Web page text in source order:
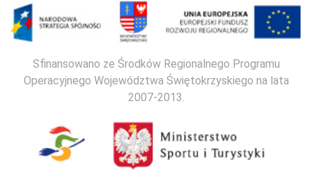
Sfinansowano ze Środków Regionalnego Programu
Operacyjnego Województwa Świętokrzyskiego na lata
2007-2013.